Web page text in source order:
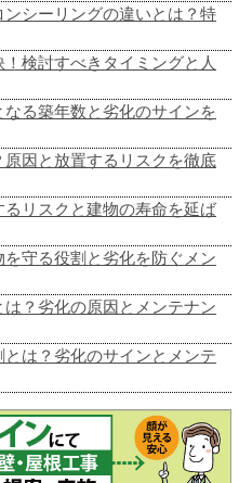
シーリングの違いとは？特
検討すべきタイミングと人
る築年数と劣化のサインを
因と放置するリスクを徹底
リスクと建物の寿命を延ば
守る役割と劣化を防ぐメン
？劣化の原因とメンテナン
は？劣化のサインとメンテ